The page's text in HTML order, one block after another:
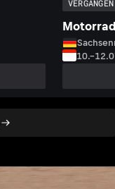
VERGANGEN